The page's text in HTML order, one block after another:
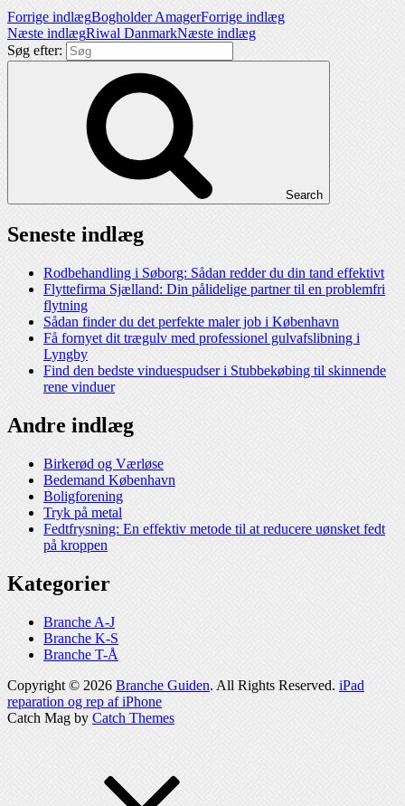
Forrige indlægBogholder AmagerForrige indlæg
Næste indlægRiwal DanmarkNæste indlæg
Søg efter:
Search
Seneste indlæg
Rodbehandling i Søborg: Sådan redder du din tand effektivt
Flyttefirma Sjælland: Din pålidelige partner til en problemfri
flytning
Sådan finder du det perfekte maler job i København
Få fornyet dit trægulv med professionel gulvafslibning i
Lyngby
Find den bedste vinduespudser i Stubbekøbing til skinnende
rene vinduer
Andre indlæg
Birkerød og Værløse
Bedemand København
Boligforening
Tryk på metal
Fedtfrysning: En effektiv metode til at reducere uønsket fedt
på kroppen
Kategorier
Branche A-J
Branche K-S
Branche T-Å
Copyright © 2026 Branche Guiden. All Rights Reserved. iPad
reparation og rep af iPhone
Catch Mag by Catch Themes